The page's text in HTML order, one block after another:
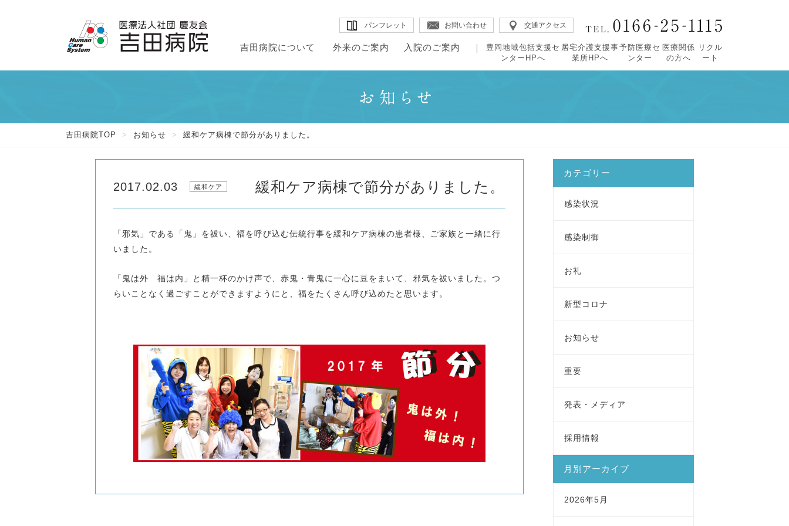
吉田病院について
吉田病院について
・理念
・すこやか85号
外来のご案内
外来のご案内
・外来のご案内
・診療科・センター紹介
・教授紹介
入院のご案内
入院のご案内
・はじめに
・入退院の手続き
・医療福祉相談
・レスパイト入院のご案内
豊岡地域包括支援セ
ンターHPへ
居宅介護支援事
業所HPへ
予防医療セ
ンター
医療関係
の方へ
リクル
ート
パンフレット お問い合わせ 交通アクセス
吉田病院TOP > お知らせ > 緩和ケア病棟で節分がありました。
2017.02.03 緩和ケア 緩和ケア病棟で節分がありました。
「邪気」である「鬼」を祓い、福を呼び込む伝統行事を緩和ケア病棟の患者様、ご家族と一緒に行
いました。
「鬼は外 福は内」と精一杯のかけ声で、赤鬼・青鬼に一心に豆をまいて、邪気を祓いました。つ
らいことなく過ごすことができますようにと、福をたくさん呼び込めたと思います。
カテゴリー
感染状況
感染制御
お礼
新型コロナ
お知らせ
重要
発表・メディア
採用情報
月別アーカイブ
2026年5月